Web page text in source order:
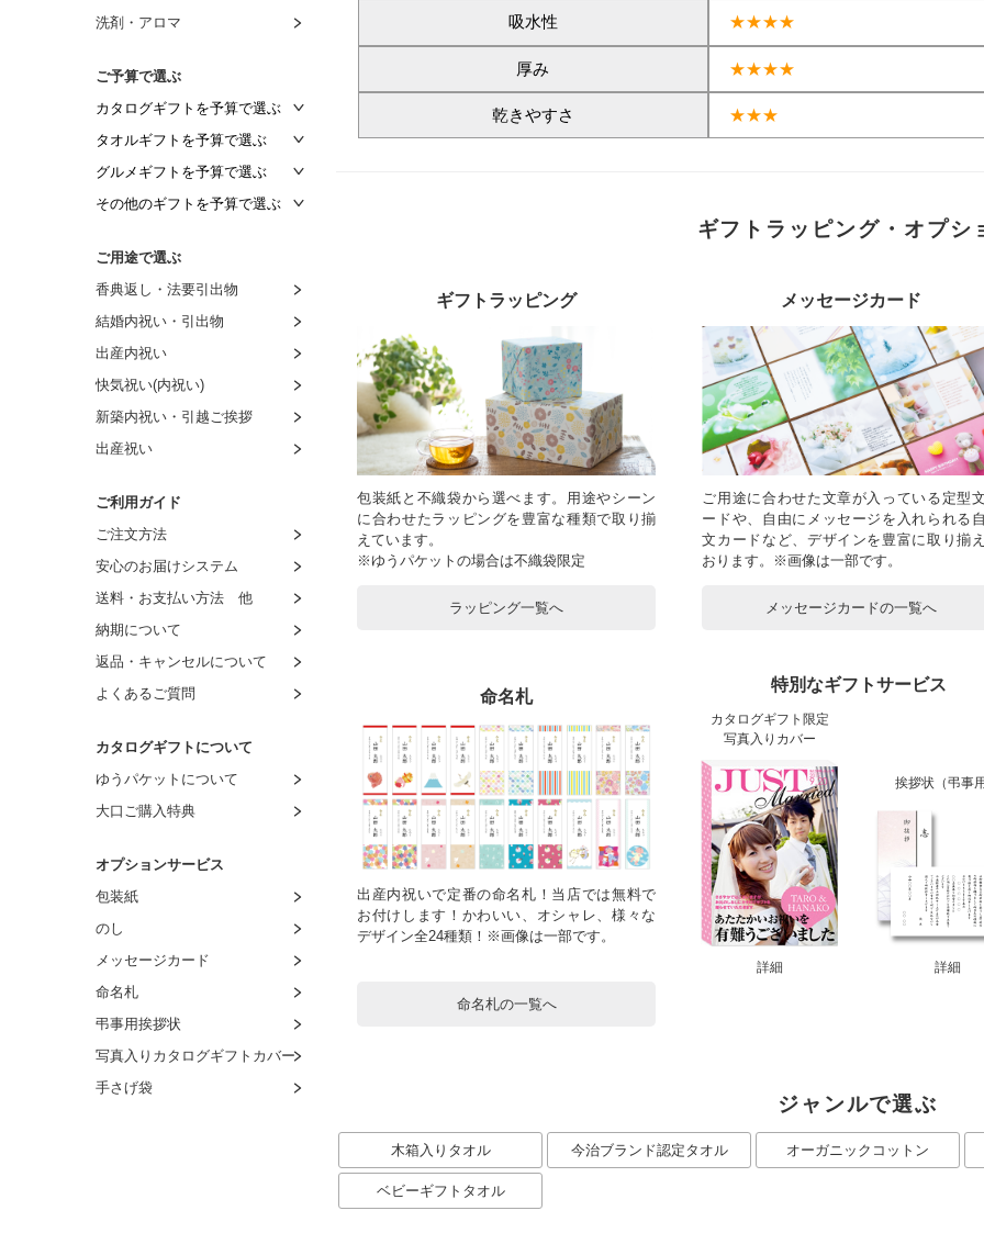
洗剤・アロマ
ご予算で選ぶ
カタログギフトを予算で選ぶ
～2,000円
～2,500円
～3,000円
～4,000円
～4,500円
～5,000円
～6,000円
～9,000円
～11,000円
～16,000円
～21,000円
タオルギフトを予算で選ぶ
～1,000円
～1,500円
～3,000円
～4,000円
～5,000円
～6,000円
～7,000円
～8,000円
8,001円～
グルメギフトを予算で選ぶ
～1,000円
～2,000円
～3,000円
～4,000円
～5,000円
～6,000円
～7,000円
～8,000円
8,001円～
その他のギフトを予算で選ぶ
～1,500円
～2,000円
～3,000円
～4,000円
～5,000円
～6,000円
～7,000円
～8,000円
ご用途で選ぶ
香典返し・法要引出物
結婚内祝い・引出物
出産内祝い
快気祝い(内祝い)
新築内祝い・引越ご挨拶
出産祝い
ご利用ガイド
ご注文方法
安心のお届けシステム
送料・お支払い方法 他
納期について
返品・キャンセルについて
よくあるご質問
カタログギフトについて
ゆうパケットについて
大口ご購入特典
オプションサービス
包装紙
のし
メッセージカード
命名札
弔事用挨拶状
写真入りカタログギフトカバー
手さげ袋
吸水性 ★★★★
厚み ★★★★
乾きやすさ ★★★
ギフトラッピング・オプシ
ギフトラッピング
包装紙と不織袋から選べます。用途やシーン
に合わせたラッピングを豊富な種類で取り揃
えています。
※ゆうパケットの場合は不織袋限定
ラッピング一覧へ
メッセージカード
ご用途に合わせた文章が入っている定型
ードや、自由にメッセージを入れられる
文カードなど、デザインを豊富に取り揃
おります。※画像は一部です。
メッセージカードの一覧へ
命名札
出産内祝いで定番の命名札！当店では無料で
お付けします！かわいい、オシャレ、様々な
デザイン全24種類！※画像は一部です。
命名札の一覧へ
特別なギフトサービス
カタログギフト限定
写真入りカバー
詳細
挨拶状（弔事用
詳細
ジャンルで選ぶ
木箱入りタオル 今治ブランド認定タオル オーガニックコットン
ベビーギフトタオル